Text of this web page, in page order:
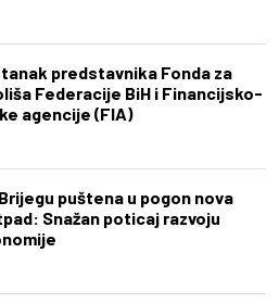
predstavnika Fonda za
Federacije BiH i Financijsko-
agencije (FIA)
puštena u pogon nova
Snažan poticaj razvoju